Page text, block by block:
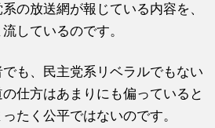
の放送網が報じている内容を、
しているのです。
も、民主党系リベラルでもない
仕方はあまりにも偏っていると
たく公平ではないのです。